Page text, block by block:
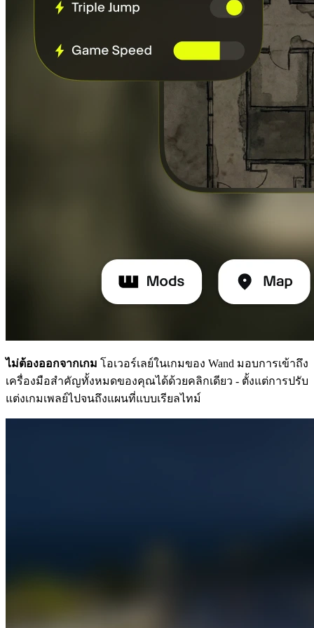
ไม่ต้องออกจากเกม โอเวอร์เลย์ในเกมของ Wand มอบการเข้าถึง
เครื่องมือสำคัญทั้งหมดของคุณได้ด้วยคลิกเดียว - ตั้งแต่การปรับ
แต่งเกมเพลย์ไปจนถึงแผนที่แบบเรียลไทม์